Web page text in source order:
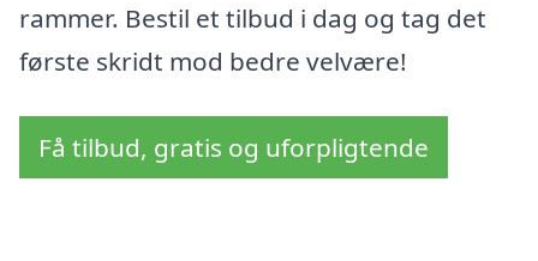
rammer. Bestil et tilbud i dag og tag det
første skridt mod bedre velvære!
Få tilbud, gratis og uforpligtende